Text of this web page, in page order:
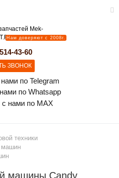
Нам доверяют с 2008г.
43-60
ЗВОНОК
техники
машин
машины Candy